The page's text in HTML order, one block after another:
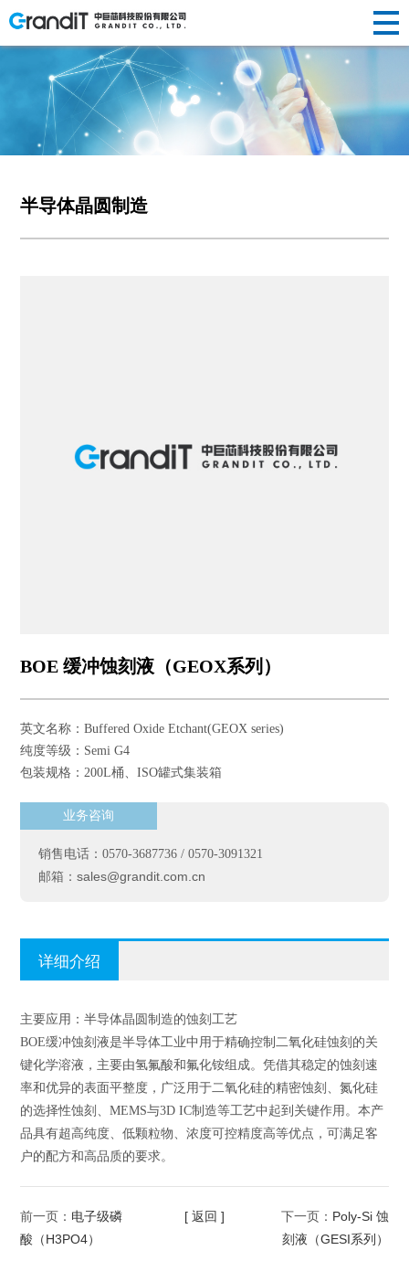
ABOUT US
我们
荣誉资质
产品
衬底片制
造
光纤光棒
R&D
研发
替代性研
前瞻性研
NEWS
新闻
中心
新闻动态
HUMAN
RESOURCES
人力
资源
人才理念
INVESTOR
RELATIONS
投资
者关
系
半导体晶圆制造
BOE 缓冲蚀刻液（GEOX系列）
英文名称：Buffered Oxide Etchant(GEOX series)
纯度等级：Semi G4
包装规格：200L桶、ISO罐式集装箱
业务咨询
销售电话：0570-3687736 / 0570-3091321
邮箱：sales@grandit.com.cn
详细介绍
主要应用：半导体晶圆制造的蚀刻工艺
BOE缓冲蚀刻液是半导体工业中用于精确控制二氧化硅蚀刻的关
键化学溶液，主要由氢氟酸和氟化铵组成。凭借其稳定的蚀刻速
率和优异的表面平整度，广泛用于二氧化硅的精密蚀刻、氮化硅
的选择性蚀刻、MEMS与3D IC制造等工艺中起到关键作用。本产
品具有超高纯度、低颗粒物、浓度可控精度高等优点，可满足客
户的配方和高品质的要求。
前一页： 电子级磷
酸（H3PO4）
[ 返回 ] 下一页： Poly-Si 蚀
刻液（GESI系列）